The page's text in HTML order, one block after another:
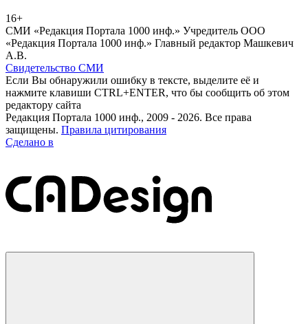
16+
СМИ «Редакция Портала 1000 инф.» Учредитель ООО
«Редакция Портала 1000 инф.» Главный редактор Машкевич
А.В.
Свидетельство СМИ
Если Вы обнаружили ошибку в тексте, выделите её и
нажмите клавиши CTRL+ENTER, что бы сообщить об этом
редактору сайта
Редакция Портала 1000 инф., 2009 - 2026. Все права
защищены. Правила цитирования
Сделано в